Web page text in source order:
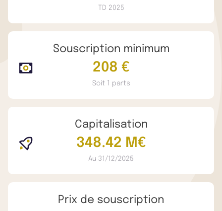
TD 2025
Souscription minimum
208 €
Soit 1 parts
Capitalisation
348.42 M€
Au 31/12/2025
Prix de souscription